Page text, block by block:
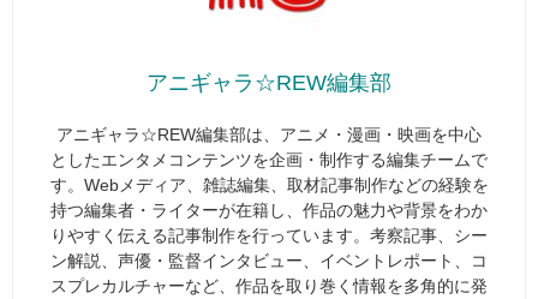
アニギャラ☆REW編集部
アニギャラ☆REW編集部は、アニメ・漫画・映画を中心
としたエンタメコンテンツを企画・制作する編集チームで
す。Webメディア、雑誌編集、取材記事制作などの経験を
持つ編集者・ライターが在籍し、作品の魅力や背景をわか
りやすく伝える記事制作を行っています。考察記事、シー
ン解説、声優・監督インタビュー、イベントレポート、コ
スプレカルチャーなど、作品を取り巻く情報を多角的に発